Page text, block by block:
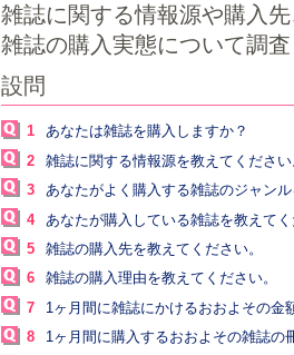
雑誌に関する情報源や購入
雑誌の購入実態について調査
設問
1
あなたは雑誌を購入しますか？
2
雑誌に関する情報源を教えてくださ
3
あなたがよく購入する雑誌のジャン
4
あなたが購入している雑誌を教えて
5
雑誌の購入先を教えてください。
6
雑誌の購入理由を教えてください。
7
1ヶ月間に雑誌にかけるおおよその金
8
1ヶ月間に購入するおおよその雑誌の